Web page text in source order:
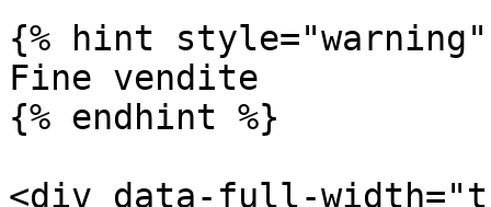
{% hint style="warning"
Fine vendite
{% endhint %}
<div data-full-